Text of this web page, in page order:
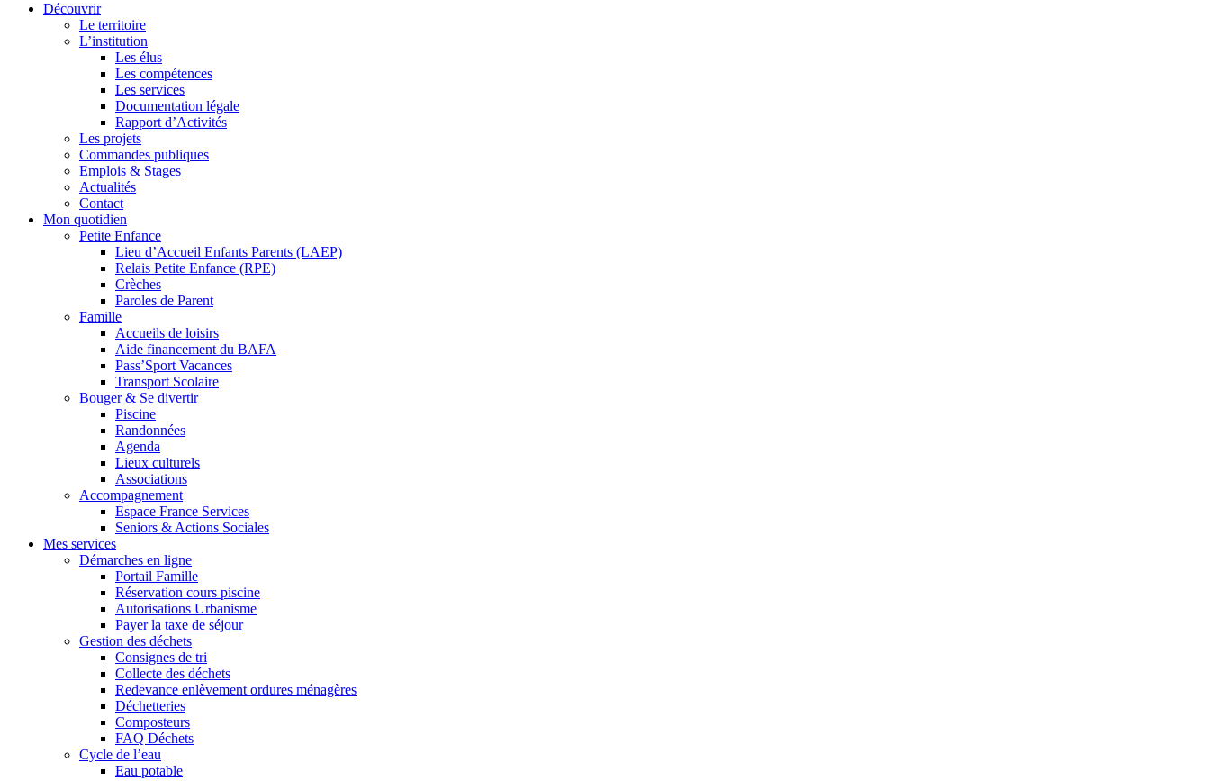
Découvrir
Le territoire
L’institution
Les élus
Les compétences
Les services
Documentation légale
Rapport d’Activités
Les projets
Commandes publiques
Emplois & Stages
Actualités
Contact
Mon quotidien
Petite Enfance
Lieu d’Accueil Enfants Parents (LAEP)
Relais Petite Enfance (RPE)
Crèches
Paroles de Parent
Famille
Accueils de loisirs
Aide financement du BAFA
Pass’Sport Vacances
Transport Scolaire
Bouger & Se divertir
Piscine
Randonnées
Agenda
Lieux culturels
Associations
Accompagnement
Espace France Services
Seniors & Actions Sociales
Mes services
Démarches en ligne
Portail Famille
Réservation cours piscine
Autorisations Urbanisme
Payer la taxe de séjour
Gestion des déchets
Consignes de tri
Collecte des déchets
Redevance enlèvement ordures ménagères
Déchetteries
Composteurs
FAQ Déchets
Cycle de l’eau
Eau potable